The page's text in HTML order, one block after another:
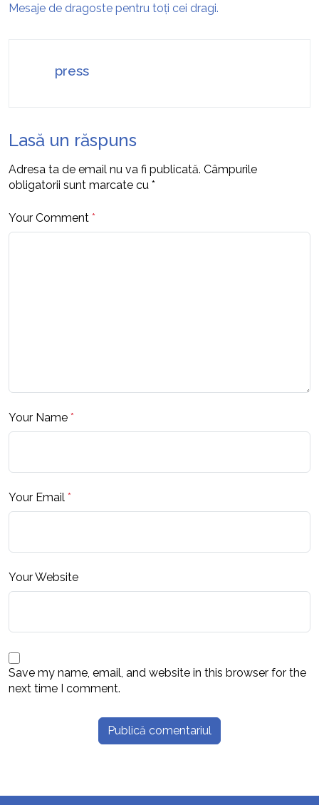
Mesaje de dragoste pentru toți cei dragi.
press
Lasă un răspuns
Adresa ta de email nu va fi publicată. Câmpurile
obligatorii sunt marcate cu *
Your Comment *
Your Name *
Your Email *
Your Website
Save my name, email, and website in this browser for the
next time I comment.